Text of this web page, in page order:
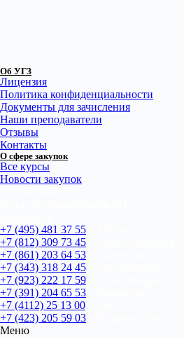
Об УГЗ
Лицензия
Политика конфиденциальности
Документы для зачисления
Наши преподаватели
Отзывы
Контакты
О сфере закупок
Все курсы
Новости закупок
+7 (495) 481 37 55
+7 (812) 309 73 45
+7 (861) 203 64 53
+7 (343) 318 24 45
+7 (923) 222 17 59
+7 (391) 204 65 53
+7 (4112) 25 13 00
+7 (423) 205 59 03
Меню